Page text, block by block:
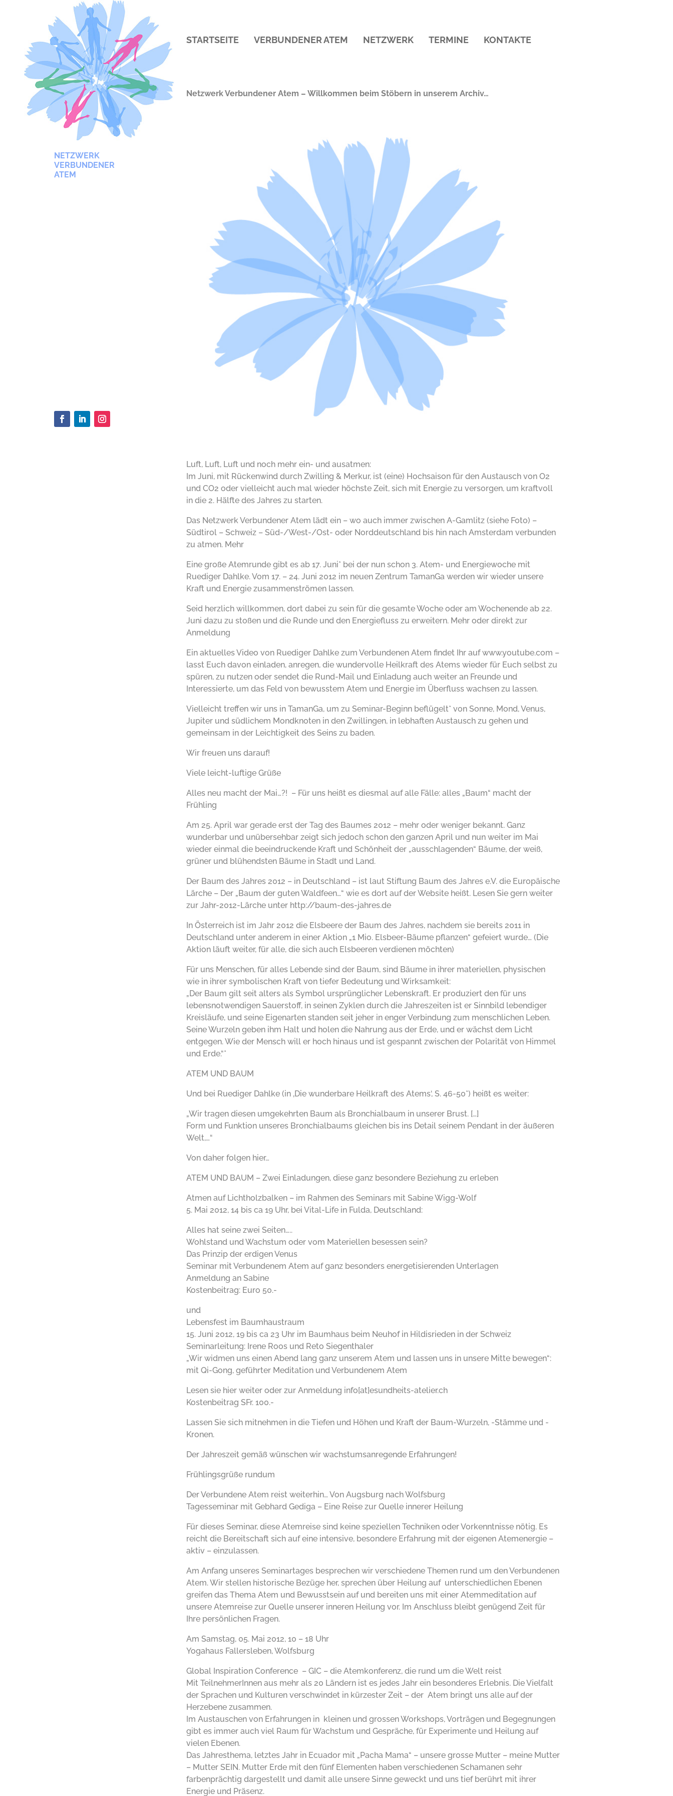
NETZWERK
VERBUNDENER
ATEM
STARTSEITE VERBUNDENER ATEM NETZWERK TERMINE KONTAKTE
Netzwerk Verbundener Atem – Willkommen beim Stöbern in unserem Archiv…
Luft, Luft, Luft und noch mehr ein- und ausatmen:
Im Juni, mit Rückenwind durch Zwilling & Merkur, ist (eine) Hochsaison für den Austausch von O2
und CO2 oder vielleicht auch mal wieder höchste Zeit, sich mit Energie zu versorgen, um kraftvoll
in die 2. Hälfte des Jahres zu starten.
Das Netzwerk Verbundener Atem lädt ein – wo auch immer zwischen A-Gamlitz (siehe Foto) –
Südtirol – Schweiz – Süd-/West-/Ost- oder Norddeutschland bis hin nach Amsterdam verbunden
zu atmen. Mehr
Eine große Atemrunde gibt es ab 17. Juni* bei der nun schon 3. Atem- und Energiewoche mit
Ruediger Dahlke. Vom 17. – 24. Juni 2012 im neuen Zentrum TamanGa werden wir wieder unsere
Kraft und Energie zusammenströmen lassen.
Seid herzlich willkommen, dort dabei zu sein für die gesamte Woche oder am Wochenende ab 22.
Juni dazu zu stoßen und die Runde und den Energiefluss zu erweitern. Mehr oder direkt zur
Anmeldung
Ein aktuelles Video von Ruediger Dahlke zum Verbundenen Atem findet Ihr auf www.youtube.com –
lasst Euch davon einladen, anregen, die wundervolle Heilkraft des Atems wieder für Euch selbst zu
spüren, zu nutzen oder sendet die Rund-Mail und Einladung auch weiter an Freunde und
Interessierte, um das Feld von bewusstem Atem und Energie im Überfluss wachsen zu lassen.
Vielleicht treffen wir uns in TamanGa, um zu Seminar-Beginn beflügelt* von Sonne, Mond, Venus,
Jupiter und südlichem Mondknoten in den Zwillingen, in lebhaften Austausch zu gehen und
gemeinsam in der Leichtigkeit des Seins zu baden.
Wir freuen uns darauf!
Viele leicht-luftige Grüße
Alles neu macht der Mai…?! – Für uns heißt es diesmal auf alle Fälle: alles „Baum“ macht der
Frühling
Am 25. April war gerade erst der Tag des Baumes 2012 – mehr oder weniger bekannt. Ganz
wunderbar und unübersehbar zeigt sich jedoch schon den ganzen April und nun weiter im Mai
wieder einmal die beeindruckende Kraft und Schönheit der „ausschlagenden“ Bäume, der weiß,
grüner und blühendsten Bäume in Stadt und Land.
Der Baum des Jahres 2012 – in Deutschland – ist laut Stiftung Baum des Jahres e.V. die Europäische
Lärche – Der „Baum der guten Waldfeen…“ wie es dort auf der Website heißt. Lesen Sie gern weiter
zur Jahr-2012-Lärche unter http://baum-des-jahres.de
In Österreich ist im Jahr 2012 die Elsbeere der Baum des Jahres, nachdem sie bereits 2011 in
Deutschland unter anderem in einer Aktion „1 Mio. Elsbeer-Bäume pflanzen“ gefeiert wurde… (Die
Aktion läuft weiter, für alle, die sich auch Elsbeeren verdienen möchten)
Für uns Menschen, für alles Lebende sind der Baum, sind Bäume in ihrer materiellen, physischen
wie in ihrer symbolischen Kraft von tiefer Bedeutung und Wirksamkeit:
„Der Baum gilt seit alters als Symbol ursprünglicher Lebenskraft. Er produziert den für uns
lebensnotwendigen Sauerstoff, in seinen Zyklen durch die Jahreszeiten ist er Sinnbild lebendiger
Kreisläufe, und seine Eigenarten standen seit jeher in enger Verbindung zum menschlichen Leben.
Seine Wurzeln geben ihm Halt und holen die Nahrung aus der Erde, und er wächst dem Licht
entgegen. Wie der Mensch will er hoch hinaus und ist gespannt zwischen der Polarität von Himmel
und Erde.“*
ATEM UND BAUM
Und bei Ruediger Dahlke (in ‚Die wunderbare Heilkraft des Atems‘, S. 46-50*) heißt es weiter:
„Wir tragen diesen umgekehrten Baum als Bronchialbaum in unserer Brust. […]
Form und Funktion unseres Bronchialbaums gleichen bis ins Detail seinem Pendant in der äußeren
Welt,…“
Von daher folgen hier…
ATEM UND BAUM – Zwei Einladungen, diese ganz besondere Beziehung zu erleben
Atmen auf Lichtholzbalken – im Rahmen des Seminars mit Sabine Wigg-Wolf
5. Mai 2012, 14 bis ca 19 Uhr, bei Vital-Life in Fulda, Deutschland:
Alles hat seine zwei Seiten…..
Wohlstand und Wachstum oder vom Materiellen besessen sein?
Das Prinzip der erdigen Venus
Seminar mit Verbundenem Atem auf ganz besonders energetisierenden Unterlagen
Anmeldung an Sabine
Kostenbeitrag: Euro 50.-
und
Lebensfest im Baumhaustraum
15. Juni 2012, 19 bis ca 23 Uhr im Baumhaus beim Neuhof in Hildisrieden in der Schweiz
Seminarleitung: Irene Roos und Reto Siegenthaler
„Wir widmen uns einen Abend lang ganz unserem Atem und lassen uns in unsere Mitte bewegen“:
mit Qi-Gong, geführter Meditation und Verbundenem Atem
Lesen sie hier weiter oder zur Anmeldung info[at]esundheits-atelier.ch
Kostenbeitrag SFr. 100.-
Lassen Sie sich mitnehmen in die Tiefen und Höhen und Kraft der Baum-Wurzeln, -Stämme und -
Kronen.
Der Jahreszeit gemäß wünschen wir wachstumsanregende Erfahrungen!
Frühlingsgrüße rundum
Der Verbundene Atem reist weiterhin… Von Augsburg nach Wolfsburg
Tagesseminar mit Gebhard Gediga – Eine Reise zur Quelle innerer Heilung
Für dieses Seminar, diese Atemreise sind keine speziellen Techniken oder Vorkenntnisse nötig. Es
reicht die Bereitschaft sich auf eine intensive, besondere Erfahrung mit der eigenen Atemenergie –
aktiv – einzulassen.
Am Anfang unseres Seminartages besprechen wir verschiedene Themen rund um den Verbundenen
Atem. Wir stellen historische Bezüge her, sprechen über Heilung auf unterschiedlichen Ebenen
greifen das Thema Atem und Bewusstsein auf und bereiten uns mit einer Atemmeditation auf
unsere Atemreise zur Quelle unserer inneren Heilung vor. Im Anschluss bleibt genügend Zeit für
Ihre persönlichen Fragen.
Am Samstag, 05. Mai 2012, 10 – 18 Uhr
Yogahaus Fallersleben, Wolfsburg
Global Inspiration Conference – GIC – die Atemkonferenz, die rund um die Welt reist
Mit TeilnehmerInnen aus mehr als 20 Ländern ist es jedes Jahr ein besonderes Erlebnis. Die Vielfalt
der Sprachen und Kulturen verschwindet in kürzester Zeit – der Atem bringt uns alle auf der
Herzebene zusammen.
Im Austauschen von Erfahrungen in kleinen und grossen Workshops, Vorträgen und Begegnungen
gibt es immer auch viel Raum für Wachstum und Gespräche, für Experimente und Heilung auf
vielen Ebenen.
Das Jahresthema, letztes Jahr in Ecuador mit „Pacha Mama“ – unsere grosse Mutter – meine Mutter
– Mutter SEIN. Mutter Erde mit den fünf Elementen haben verschiedenen Schamanen sehr
farbenprächtig dargestellt und damit alle unsere Sinne geweckt und uns tief berührt mit ihrer
Energie und Präsenz.